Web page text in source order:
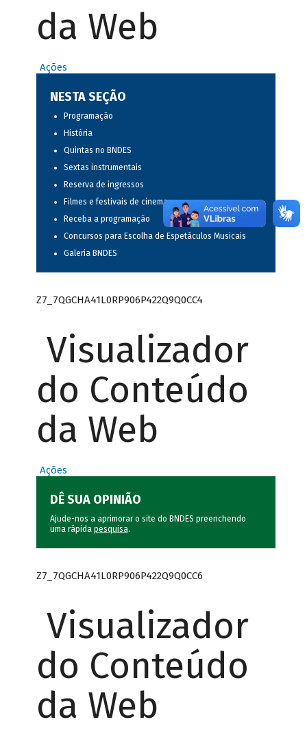
da Web
Ações
NESTA SEÇÃO
Programação
História
Quintas no BNDES
Sextas instrumentais
Reserva de ingressos
Filmes e festivais de cinema
Receba a programação
Concursos para Escolha de Espetáculos Musicais
Galeria BNDES
Z7_7QGCHA41L0RP906P422Q9Q0CC4
Visualizador
do Conteúdo
da Web
Ações
DÊ SUA OPINIÃO
Ajude-nos a aprimorar o site do BNDES preenchendo
uma rápida pesquisa.
Z7_7QGCHA41L0RP906P422Q9Q0CC6
Visualizador
do Conteúdo
da Web